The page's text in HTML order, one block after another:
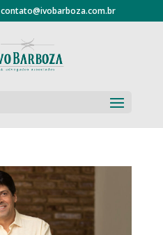
contato@ivobarboza.com.br